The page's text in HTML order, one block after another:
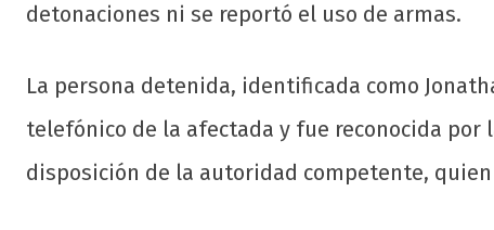
detonaciones ni se reportó el uso de armas.
La persona detenida, identificada como
telefónico de la afectada y fue reconocida
disposición de la autoridad competente,